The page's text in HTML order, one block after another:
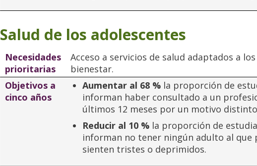
Salud de los adolescentes
Necesidades
prioritarias
Acceso a servicios de salud adaptados a
bienestar.
Objetivos a
cinco años
Aumentar al 68 % la proporción de
informan haber consultado a un
últimos 12 meses por un motivo
Reducir al 10 % la proporción de
informan no tener ningún adulto al que
sienten tristes o deprimidos.